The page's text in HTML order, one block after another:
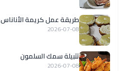
طريقة عمل كريمة الأناناس
2026-07-08
تتبيلة سمك السلمون
2026-07-08